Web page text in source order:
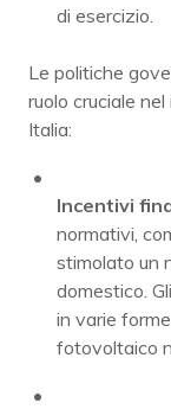
di esercizio.
Le politiche
ruolo cruciale
Italia:
Incentivi
normativi,
stimolato un
domestico.
in varie
fotovoltaico